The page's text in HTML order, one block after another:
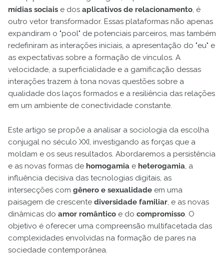
mídias sociais e dos aplicativos de relacionamento, é
outro vetor transformador. Essas plataformas não apenas
expandiram o "pool" de potenciais parceiros, mas também
redefiniram as interações iniciais, a apresentação do "eu" e
as expectativas sobre a formação de vínculos. A
velocidade, a superficialidade e a gamificação dessas
interações trazem à tona novas questões sobre a
qualidade dos laços formados e a resiliência das relações
em um ambiente de conectividade constante.
Este artigo se propõe a analisar a sociologia da escolha
conjugal no século XXI, investigando as forças que a
moldam e os seus resultados. Abordaremos a persistência
e as novas formas de homogamia e heterogamia, a
influência decisiva das tecnologias digitais, as
intersecções com gênero e sexualidade em uma
paisagem de crescente diversidade familiar, e as novas
dinâmicas do amor romântico e do compromisso. O
objetivo é oferecer uma compreensão multifacetada das
complexidades envolvidas na formação de pares na
sociedade contemporânea.